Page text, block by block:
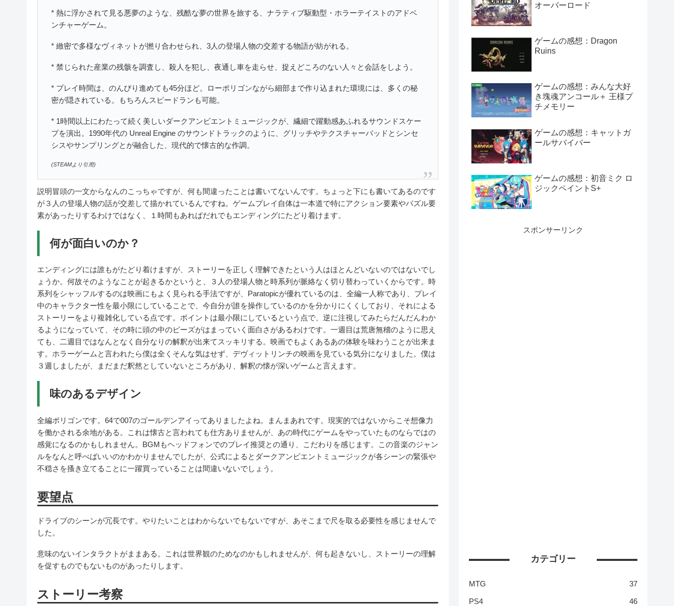
* 熱に浮かされて見る悪夢のような、残酷な夢の世界を旅する、ナラティブ駆動型・ホラーテイストのアドベ
ンチャーゲーム。
* 緻密で多様なヴィネットが撚り合わせられ、3人の登場人物の交差する物語が紡がれる。
* 禁じられた産業の残骸を調査し、殺人を犯し、夜通し車を走らせ、捉えどころのない人々と会話をしよう。
* プレイ時間は、のんびり進めても45分ほど。ローポリゴンながら細部まで作り込まれた環境には、多くの秘
密が隠されている。もちろんスピードランも可能。
* 1時間以上にわたって続く美しいダークアンビエントミュージックが、繊細で躍動感あふれるサウンドスケー
プを演出。1990年代の Unreal Engine のサウンドトラックのように、グリッチやテクスチャーパッドとシンセ
シスやサンプリングとが融合した、現代的で懐古的な作調。
(STEAMより引用)
説明冒頭の一文からなんのこっちゃですが、何も間違ったことは書いてないんです。ちょっと下にも書いてあるのです
が３人の登場人物の話が交差して描かれているんですね。ゲームプレイ自体は一本道で特にアクション要素やパズル要
素があったりするわけではなく、１時間もあればだれでもエンディングにたどり着けます。
何が面白いのか？
エンディングには誰もがたどり着けますが、ストーリーを正しく理解できたという人はほとんどいないのではないでし
ょうか。何故そのようなことが起きるかというと、３人の登場人物と時系列が脈絡なく切り替わっていくからです。時
系列をシャッフルするのは映画にもよく見られる手法ですが、Paratopicが優れているのは、全編一人称であり、プレイ
中のキャラクター性を最小限にしていることで、今自分が誰を操作しているのかを分かりにくくしており、それによる
ストーリーをより複雑化している点です。ポイントは最小限にしているという点で、逆に注視してみたらだんだんわか
るようになっていて、その時に頭の中のピーズがはまっていく面白さがあるわけです。一週目は荒唐無稽のように思え
ても、二週目ではなんとなく自分なりの解釈が出来てスッキリする。映画でもよくあるあの体験を味わうことが出来ま
す。ホラーゲームと言われたら僕は全くそんな気はせず、デヴィットリンチの映画を見ている気分になりました。僕は
３週しましたが、まだまだ釈然としていないところがあり、解釈の懐が深いゲームと言えます。
味のあるデザイン
全編ポリゴンです。64で007のゴールデンアイってありましたよね。まんまあれです。現実的ではないからこそ想像力
を働かされる余地がある。これは懐古と言われても仕方ありませんが、あの時代にゲームをやっていたものならではの
感覚になるのかもしれません。BGMもヘッドフォンでのプレイ推奨との通り、こだわりを感じます。この音楽のジャン
ルをなんと呼べばいいのかわかりませんでしたが、公式によるとダークアンビエントミュージックが各シーンの緊張や
不穏さを搔き立てることに一躍買っていることは間違いないでしょう。
要望点
ドライブのシーンが冗長です。やりたいことはわからないでもないですが、あそこまで尺を取る必要性を感じませんで
した。
意味のないインタラクトがままある。これは世界観のためなのかもしれませんが、何も起きないし、ストーリーの理解
を促すものでもないものがあったりします。
ストーリー考察
オーバーロード
ゲームの感想：Dragon
Ruins
ゲームの感想：みんな大好
き塊魂アンコール＋ 王様プ
チメモリー
ゲームの感想：キャットガ
ールサバイバー
ゲームの感想：初音ミク ロ
ジックペイントS+
スポンサーリンク
カテゴリー
MTG 37
PS4 46